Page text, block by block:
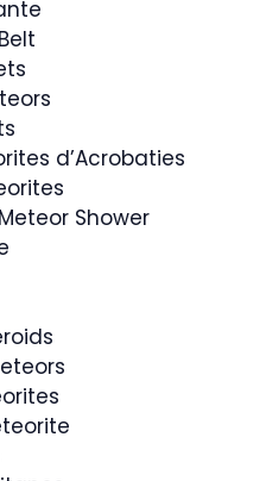
d’Acrobaties
Shower